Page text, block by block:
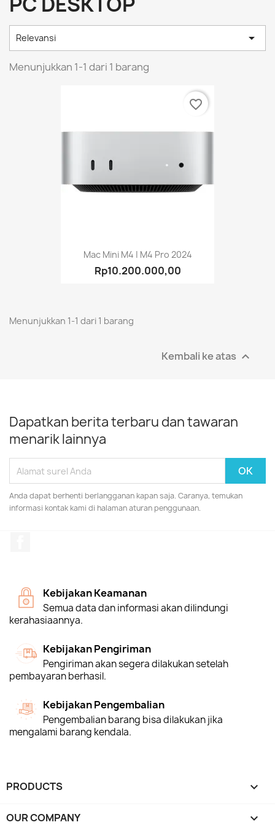
Relevansi 
Menunjukkan 1-1 dari 1 barang
Mac Mini M4 | M4 Pro 2024
Rp10.200.000,00
favorite_border
Menunjukkan 1-1 dari 1 barang
Kembali ke atas 
Dapatkan berita terbaru dan tawaran
menarik lainnya
Anda dapat berhenti berlangganan kapan saja. Caranya, temukan
informasi kontak kami di halaman aturan penggunaan.
Kebijakan Keamanan
Semua data dan informasi akan dilindungi
kerahasiaannya.
Kebijakan Pengiriman
Pengiriman akan segera dilakukan setelah
pembayaran berhasil.
Kebijakan Pengembalian
Pengembalian barang bisa dilakukan jika
mengalami barang kendala.
PRODUCTS 
OUR COMPANY 